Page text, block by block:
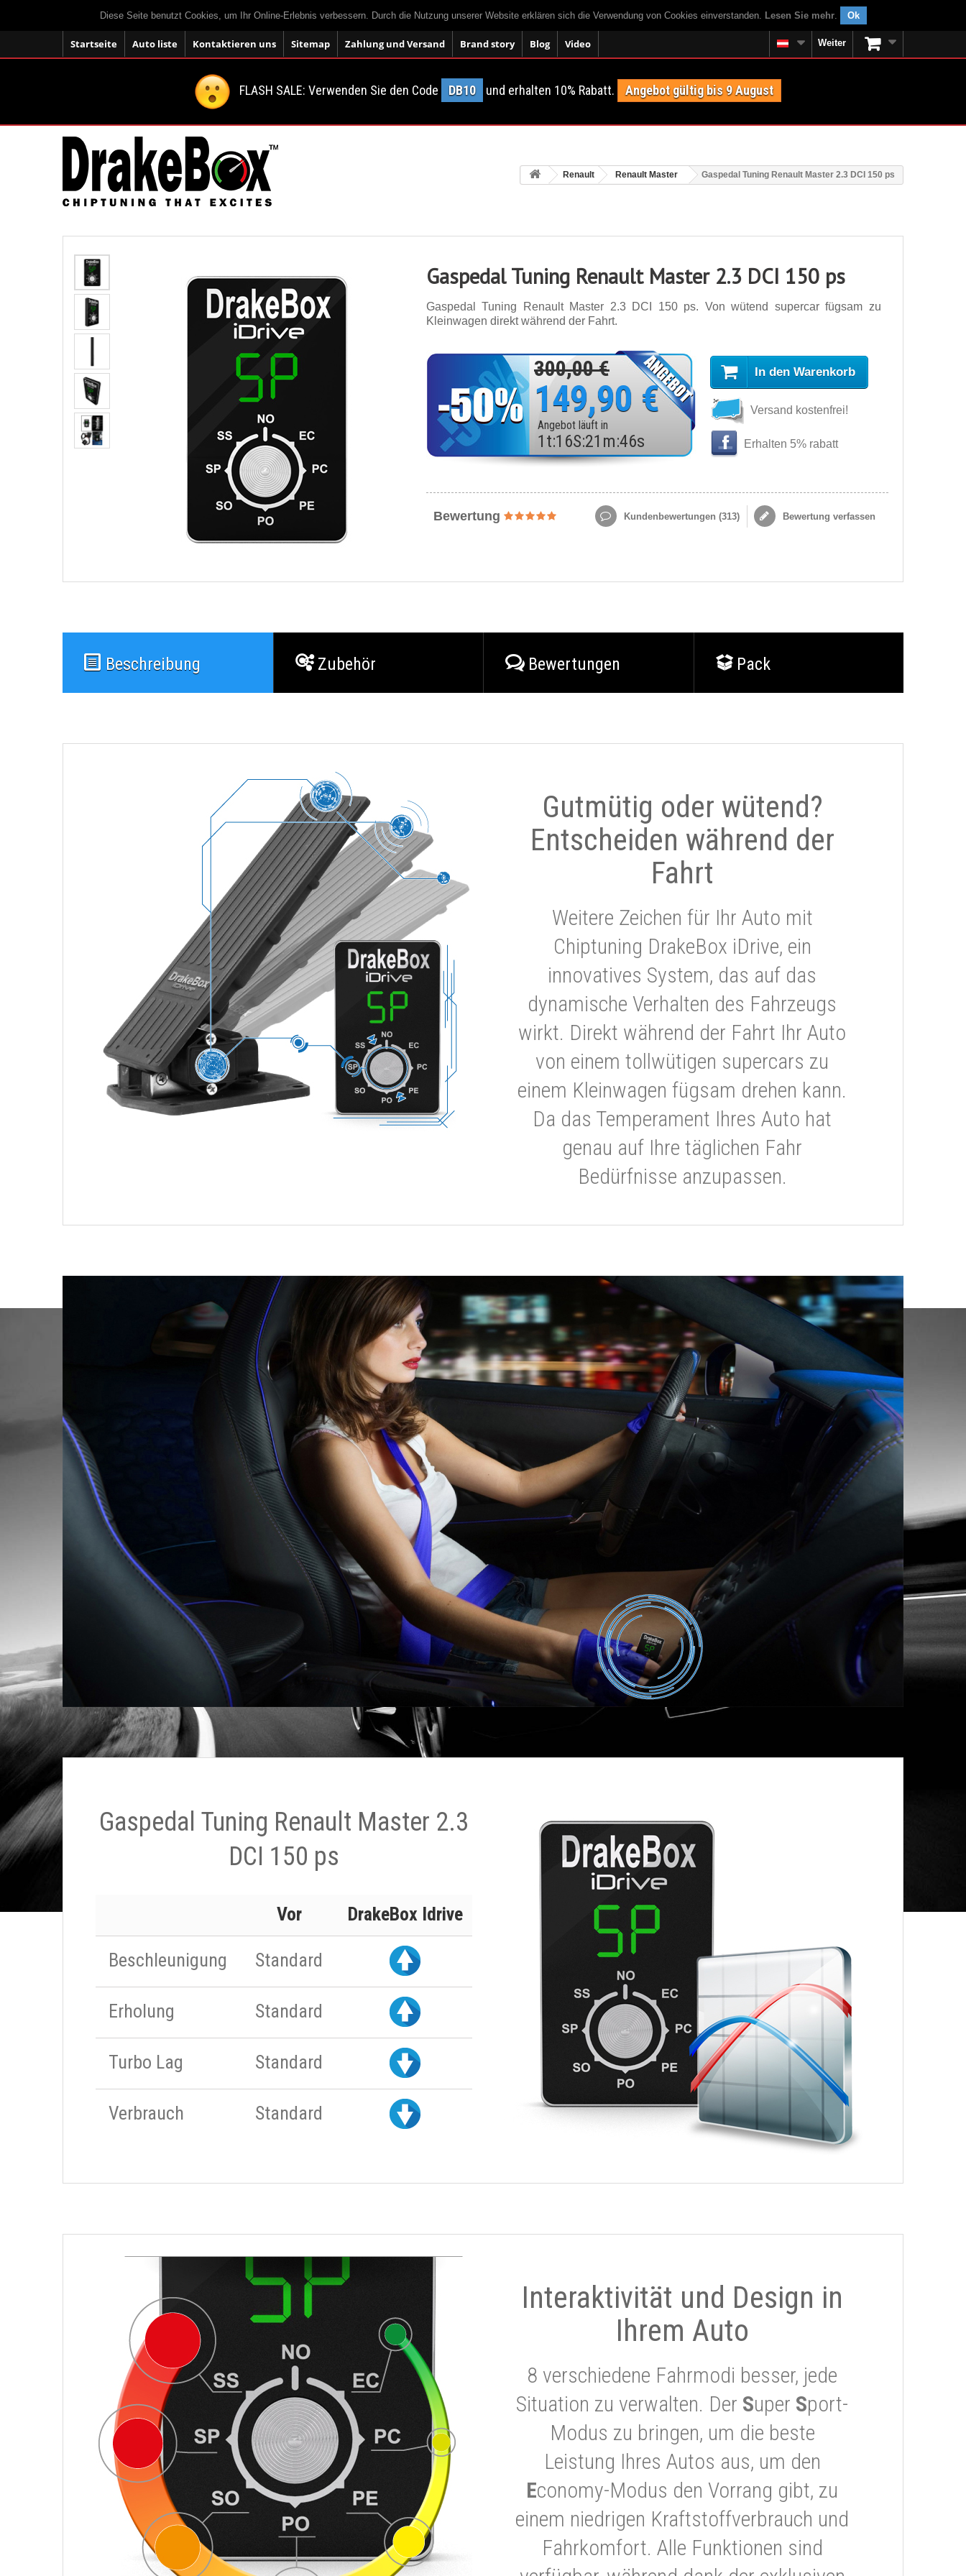
Diese Seite benutzt Cookies, um Ihr Online-Erlebnis verbessern. Durch die Nutzung unserer Website erklären sich die Verwendung von Cookies einverstanden. Lesen Sie mehr. Ok
Startseite Auto liste Kontaktieren uns Sitemap Zahlung und Versand Brand story Blog Video Weiter
FLASH SALE: Verwenden Sie den Code DB10 und erhalten 10% Rabatt. Angebot gültig bis 9 August
Renault Renault Master Gaspedal Tuning Renault Master 2.3 DCI 150 ps
Gaspedal Tuning Renault Master 2.3 DCI 150 ps
Gaspedal Tuning Renault Master 2.3 DCI 150 ps. Von wütend supercar fügsam zu
Kleinwagen direkt während der Fahrt.
300,00 €
149,90 €
Angebot läuft in
1 t:16S:21 m:44s
In den Warenkorb
Versand kostenfrei!
Erhalten 5% rabatt
Bewertung Kundenbewertungen (313) Bewertung verfassen
Beschreibung Zubehör Bewertungen Pack
Gutmütig oder wütend?
Entscheiden während der
Fahrt
Weitere Zeichen für Ihr Auto mit
Chiptuning DrakeBox iDrive, ein
innovatives System, das auf das
dynamische Verhalten des Fahrzeugs
wirkt. Direkt während der Fahrt Ihr Auto
von einem tollwütigen supercars zu
einem Kleinwagen fügsam drehen kann.
Da das Temperament Ihres Auto hat
genau auf Ihre täglichen Fahr
Bedürfnisse anzupassen.
Gaspedal Tuning Renault Master 2.3
DCI 150 ps
Vor DrakeBox Idrive
Beschleunigung Standard
Erholung Standard
Turbo Lag Standard
Verbrauch Standard
Interaktivität und Design in
Ihrem Auto
8 verschiedene Fahrmodi besser, jede
Situation zu verwalten. Der Super Sport-
Modus zu bringen, um die beste
Leistung Ihres Autos aus, um den
Economy-Modus den Vorrang gibt, zu
einem niedrigen Kraftstoffverbrauch und
Fahrkomfort. Alle Funktionen sind